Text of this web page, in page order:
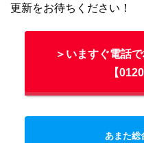
更新をお待ちください！
＞いますぐ電話
【
あまた総